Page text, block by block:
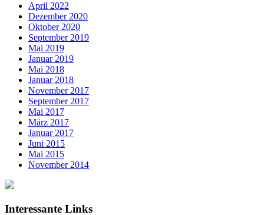
April 2022
Dezember 2020
Oktober 2020
September 2019
Mai 2019
Januar 2019
Mai 2018
Januar 2018
November 2017
September 2017
Mai 2017
März 2017
Januar 2017
Juni 2015
Mai 2015
November 2014
Interessante Links